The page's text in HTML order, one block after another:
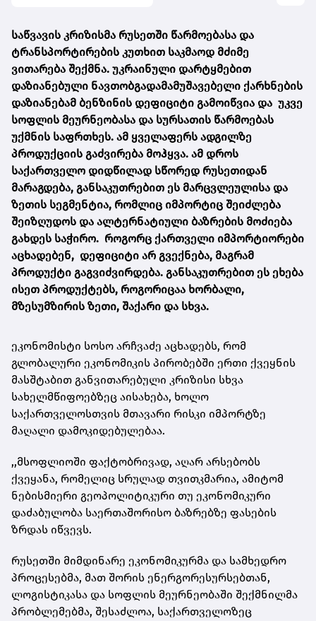
საწვავის კრიზისმა რუსეთში წარმოებასა და
ტრანსპორტირების კუთხით საკმაოდ მძიმე
ვითარება შექმნა. უკრაინული დარტყმებით
დაზიანებული ნავთობგადამამუშავებელი ქარხნების
დაზიანებამ ბენზინის დეფიციტი გამოიწვია და უკვე
სოფლის მეურნეობასა და სურსათის წარმოებას
უქმნის საფრთხეს. ამ ყველაფერს ადგილზე
პროდუქციის გაძვირება მოჰყვა. ამ დროს
საქართველო დიდწილად სწორედ რუსეთიდან
მარაგდება, განსაკუთრებით ეს მარცვლეულისა და
ზეთის სეგმენტია, რომლიც იმპორტიც შეიძლება
შეიზღუდოს და ალტერნატიული ბაზრების მოძიება
გახდეს საჭირო. როგორც ქართველი იმპორტიორები
აცხადებენ, დეფიციტი არ გვექნება, მაგრამ
პროდუქტი გაგვიძვირდება. განსაკუთრებით ეს ეხება
ისეთ პროდუქტებს, როგორიცაა ხორბალი,
მზესუმზირის ზეთი, შაქარი და სხვა.
ეკონომისტი სოსო არჩვაძე აცხადებს, რომ
გლობალური ეკონომიკის პირობებში ერთი ქვეყნის
მასშტაბით განვითარებული კრიზისი სხვა
სახელმწიფოებზეც აისახება, ხოლო
საქართველოსთვის მთავარი რისკი იმპორტზე
მაღალი დამოკიდებულებაა.
,,მსოფლიოში ფაქტობრივად, აღარ არსებობს
ქვეყანა, რომელიც სრულად თვითკმარია, ამიტომ
ნებისმიერი გეოპოლიტიკური თუ ეკონომიკური
დაძაბულობა საერთაშორისო ბაზრებზე ფასების
ზრდას იწვევს.
რუსეთში მიმდინარე ეკონომიკურმა და სამხედრო
პროცესებმა, მათ შორის ენერგორესურსებთან,
ლოგისტიკასა და სოფლის მეურნეობაში შექმნილმა
პრობლემებმა, შესაძლოა, საქართველოზეც